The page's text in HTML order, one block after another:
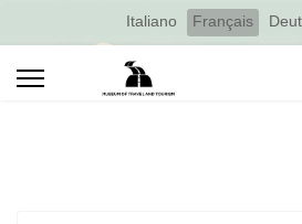
Select your language
Italiano Français